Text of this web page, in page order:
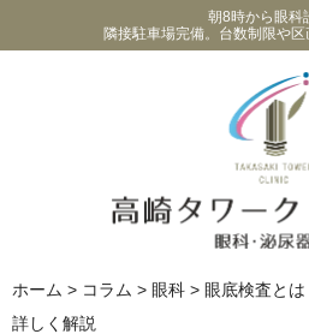
朝8時から眼科
隣接駐車場完備。台数制限や
ホーム > コラム > 眼科 > 眼底検査と
詳しく解説